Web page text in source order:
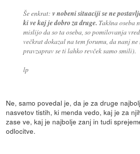
Še enkrat: v nobeni situaciji se ne
ki ve kaj je dobro za druge. Takšna oseba
mislijo da so ta oseba, so pomilovanja
večkrat dokazal na tem forumu, da nanj ne
pravzaprav se ti lahko revček samo smili).
lp
Ne, samo povedal je, da je za druge
nasvetov tistih, ki menda vedo, kaj je za
zase ve, kaj je najbolje zanj in tudi
odlocitve.